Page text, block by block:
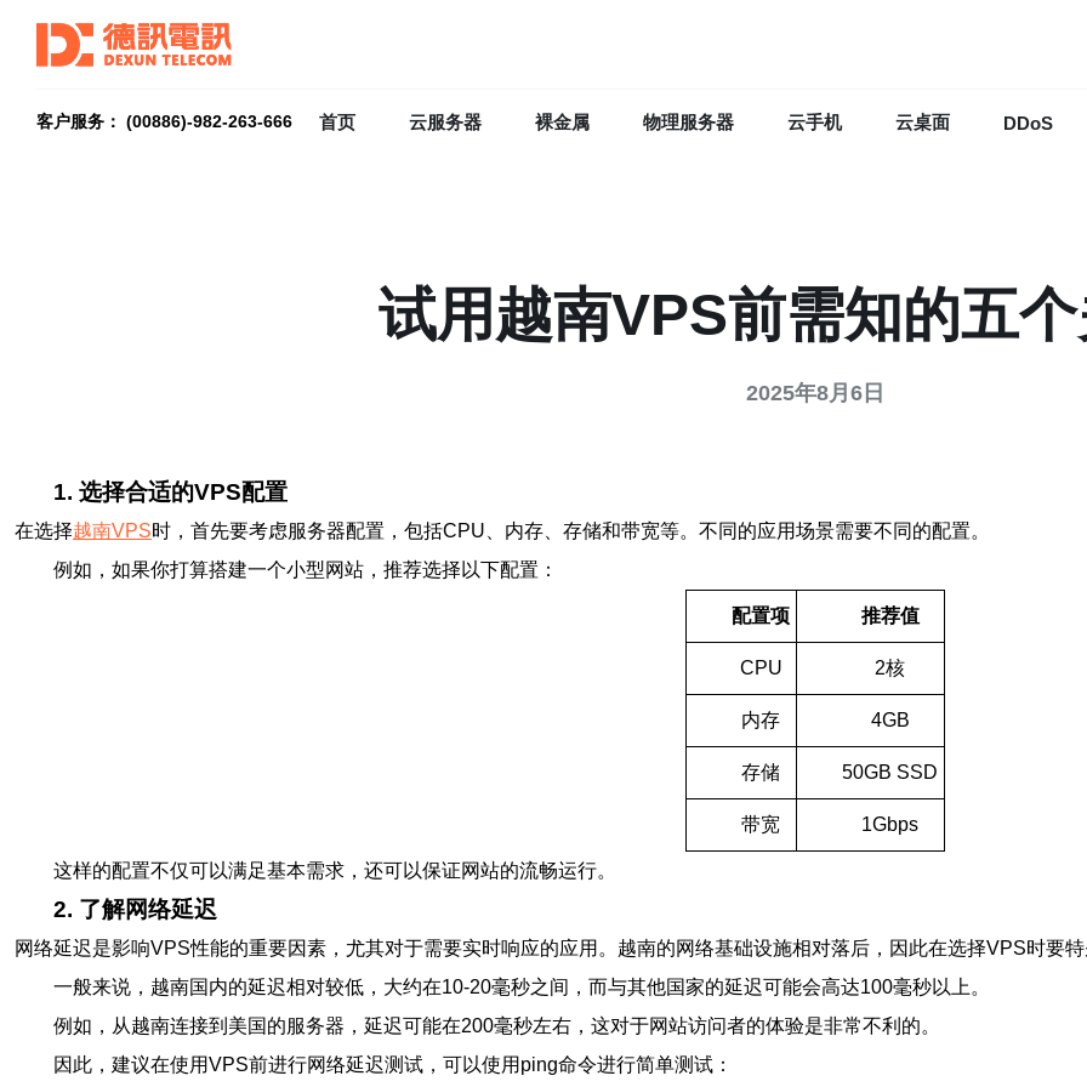
客户服务： (00886)-982-263-666 首页 云服务器 裸金属 物理服务器 云手机 云桌面 DDoS
试用越南VPS前需知的五
2025年8月6日
1. 选择合适的VPS配置
在选择越南VPS时，首先要考虑服务器配置，包括CPU、内存、存储和带宽等。不同的应用场景需要不同的配置。
例如，如果你打算搭建一个小型网站，推荐选择以下配置：
配置项 推荐值
CPU 2核
内存 4GB
存储 50GB SSD
带宽 1Gbps
这样的配置不仅可以满足基本需求，还可以保证网站的流畅运行。
2. 了解网络延迟
网络延迟是影响VPS性能的重要因素，尤其对于需要实时响应的应用。越南的网络基础设施相对落后，因此在选择VPS时要特
一般来说，越南国内的延迟相对较低，大约在10-20毫秒之间，而与其他国家的延迟可能会高达100毫秒以上。
例如，从越南连接到美国的服务器，延迟可能在200毫秒左右，这对于网站访问者的体验是非常不利的。
因此，建议在使用VPS前进行网络延迟测试，可以使用ping命令进行简单测试：